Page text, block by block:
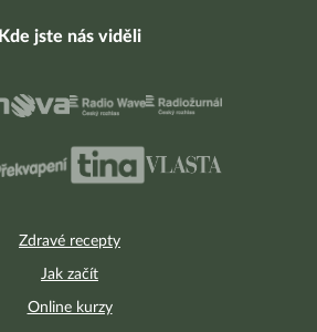
Zdravé recepty
Jak začít
Online kurzy
Kde jste nás viděli